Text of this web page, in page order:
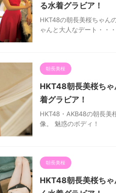
る水着グラビア！
HKT48の朝長美桜ちゃん
ゃんと大人なデート・・
朝長美桜
HKT48朝長美桜ち
着グラビア！
HKT48・AKB48の朝長美
像。 魅惑のボディ！
朝長美桜
HKT48朝長美桜ち